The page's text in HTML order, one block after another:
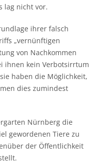
lag nicht vor.
ihrer falsch
„vernünftigen
von Nachkommen
ihnen kein Verbotsirrtum
haben die Möglichkeit,
dies zumindest
Nürnberg die
gewordenen Tiere zu
der Öffentlichkeit